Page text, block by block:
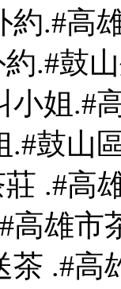
約.#高
.#鼓
小姐.#
.#鼓山
.#高
高雄市
茶 .#高